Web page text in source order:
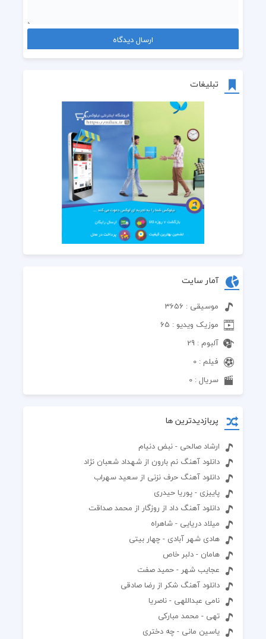
تبلیغات
آمار سایت
موسیقی : 3656
موزیک ویدیو : 65
آلبوم : 29
فیلم : 0
سریال : 0
پربازدیدترین ها
ارشاد صالحی - نبض دنیام
دانلود آهنگ نم بارون از شهداد شعبان نژاد
دانلود آهنگ حرف نزنی از سعید سهراب
پاییزی - پوریا حیدری
دانلود آهنگ داد از روزگار از محمد صداقت
میلاد دریایی - شاهراه
هادی شهر آبادی - چهار بیتی
هامان - دلبر خاص
عجایب شهر - حمید صفت
دانلود آهنگ شکر از رضا صادقی
نامی عبداللهی - ناصریا
تهی - محمد مبارکی
یاسین مانی - چه دختری